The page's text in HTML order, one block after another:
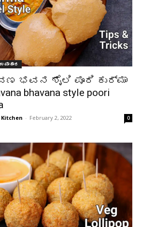
ಭವನ ಶೈಲಿ ಪೂರಿ ಕುರ್ಮಾ
bhavana style poori
Kitchen - February 2, 2022 0